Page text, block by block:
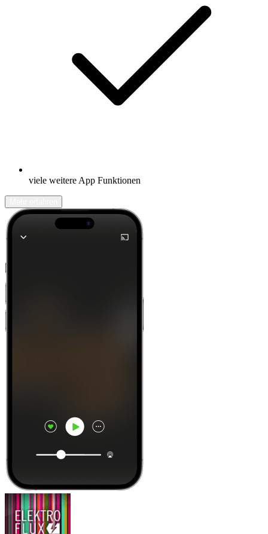
viele weitere App Funktionen